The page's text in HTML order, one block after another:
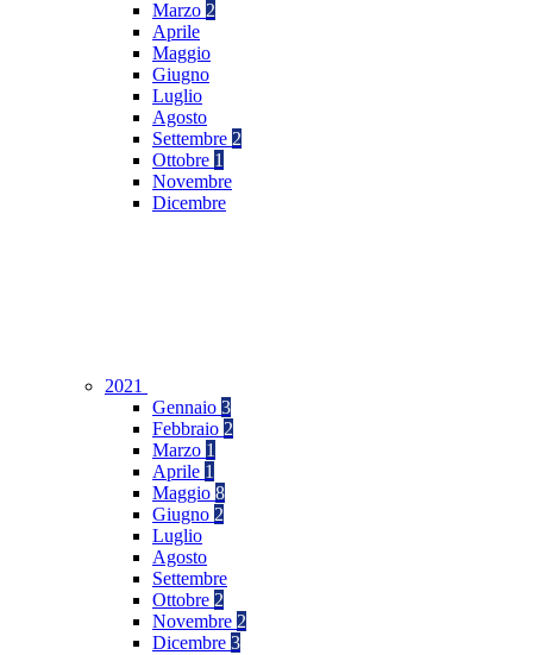
Marzo 2
Aprile
Maggio
Giugno
Luglio
Agosto
Settembre 2
Ottobre 1
Novembre
Dicembre
2021
Gennaio 3
Febbraio 2
Marzo 1
Aprile 1
Maggio 8
Giugno 2
Luglio
Agosto
Settembre
Ottobre 2
Novembre 2
Dicembre 3